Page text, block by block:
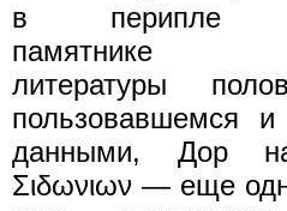
в перипле
памятнике
литературы
пользовавшемся
данными, Дор
Σιδωνιων — еще